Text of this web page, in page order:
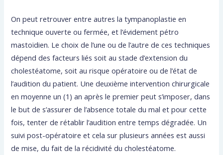
On peut retrouver entre autres la tympanoplastie en
technique ouverte ou fermée, et l’évidement pétro
mastoïdien. Le choix de l’une ou de l’autre de ces techniques
dépend des facteurs liés soit au stade d’extension du
cholestéatome, soit au risque opératoire ou de l’état de
l’audition du patient. Une deuxième intervention chirurgicale
en moyenne un (1) an après le premier peut s’imposer, dans
le but de s’assurer de l’absence totale du mal et pour cette
fois, tenter de rétablir l’audition entre temps dégradée. Un
suivi post-opératoire et cela sur plusieurs années est aussi
de mise, du fait de la récidivité du cholestéatome.